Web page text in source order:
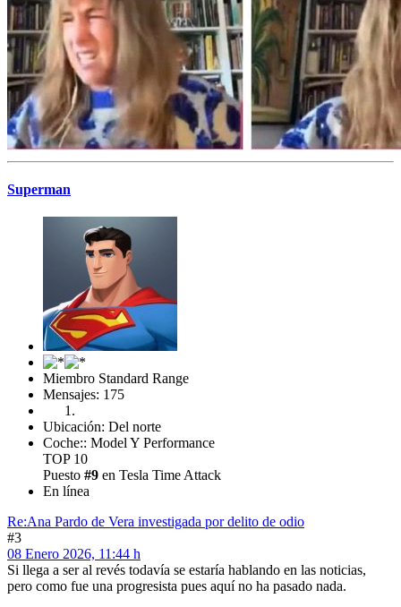
Superman
Miembro Standard Range
Mensajes: 175
Ubicación: Del norte
Coche:: Model Y Performance
TOP 10
Puesto #9 en Tesla Time Attack
En línea
Re:Ana Pardo de Vera investigada por delito de odio
#3
08 Enero 2026, 11:44 h
Si llega a ser al revés todavía se estaría hablando en las noticias,
pero como fue una progresista pues aquí no ha pasado nada.